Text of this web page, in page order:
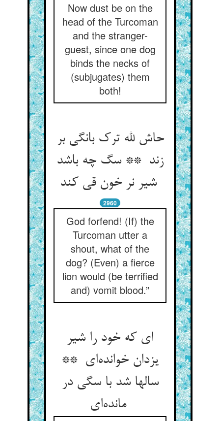
Now dust be on the
head of the Turcoman
and the stranger-
guest, since one dog
binds the necks of
(subjugates) them
both!
حاش لله ترک بانگی بر
زند ** سگ چه باشد
شیر نر خون قی کند
2960
God forfend! (If) the
Turcoman utter a
shout, what of the
dog? (Even) a fierce
lion would (be terrified
and) vomit blood.”
ای که خود را شیر
یزدان خوانده‌ای **
سالها شد با سگی در
مانده‌ای